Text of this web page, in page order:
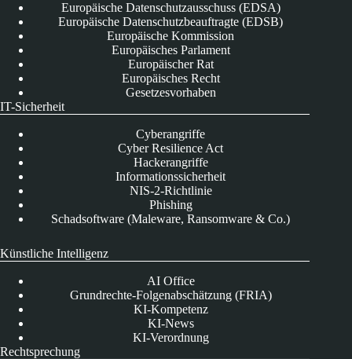
Europäische Datenschutzausschuss (EDSA)
Europäische Datenschutzbeauftragte (EDSB)
Europäische Kommission
Europäisches Parlament
Europäischer Rat
Europäisches Recht
Gesetzesvorhaben
IT-Sicherheit
Cyberangriffe
Cyber Resilience Act
Hackerangriffe
Informationssicherheit
NIS-2-Richtlinie
Phishing
Schadsoftware (Maleware, Ransomware & Co.)
Künstliche Intelligenz
AI Office
Grundrechte-Folgenabschätzung (FRIA)
KI-Kompetenz
KI-News
KI-Verordnung
Rechtsprechung